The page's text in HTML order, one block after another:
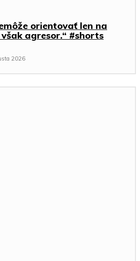
orientovať len na
agresor.“ #shorts
2026